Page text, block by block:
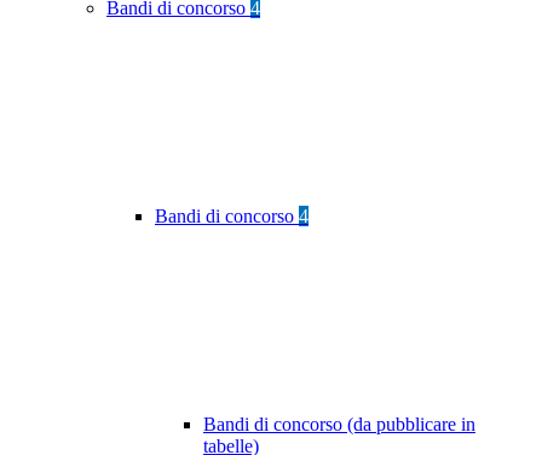
Bandi di concorso 4
Bandi di concorso 4
Bandi di concorso (da pubblicare in
tabelle)